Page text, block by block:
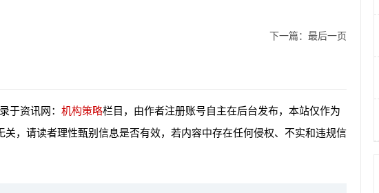
下一篇： 最后一页
于资讯网： 机构策略栏目，由作者注册账号自主在后台发布，本站仅作为
，请读者理性甄别信息是否有效，若内容中存在任何侵权、不实和违规信